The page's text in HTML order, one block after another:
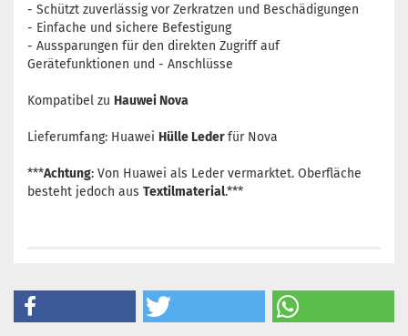
- Schützt zuverlässig vor Zerkratzen und Beschädigungen
- Einfache und sichere Befestigung
- Aussparungen für den direkten Zugriff auf
Gerätefunktionen und - Anschlüsse
Kompatibel zu Hauwei Nova
Lieferumfang: Huawei Hülle Lederfür Nova
***Achtung: Von Huawei als Leder vermarktet. Oberfläche
besteht jedoch aus Textilmaterial.***